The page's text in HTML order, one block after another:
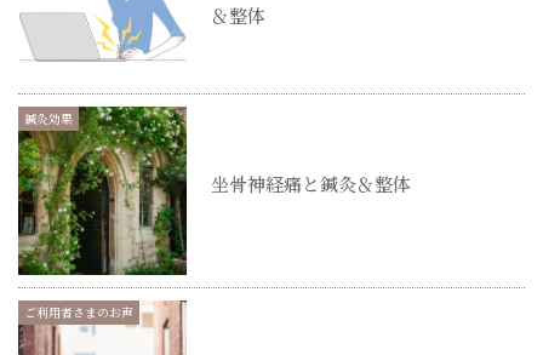
＆整体
鍼灸効果
坐骨神経痛と鍼灸＆整体
ご利用者さまのお声